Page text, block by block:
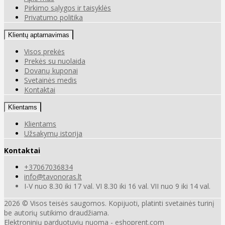
Pirkimo sąlygos ir taisyklės
Privatumo politika
Klientų aptarnavimas
Visos prekės
Prekės su nuolaida
Dovanų kuponai
Svetainės medis
Kontaktai
Klientams
Klientams
Užsakymų istorija
Kontaktai
+37067036834
info@tavonoras.lt
I-V nuo 8.30 iki 17 val. VI 8.30 iki 16 val. VII nuo 9 iki 14 val.
2026 © Visos teisės saugomos. Kopijuoti, platinti svetainės turinį
be autorių sutikimo draudžiama.
Elektroninių parduotuvių nuoma - eshoprent.com